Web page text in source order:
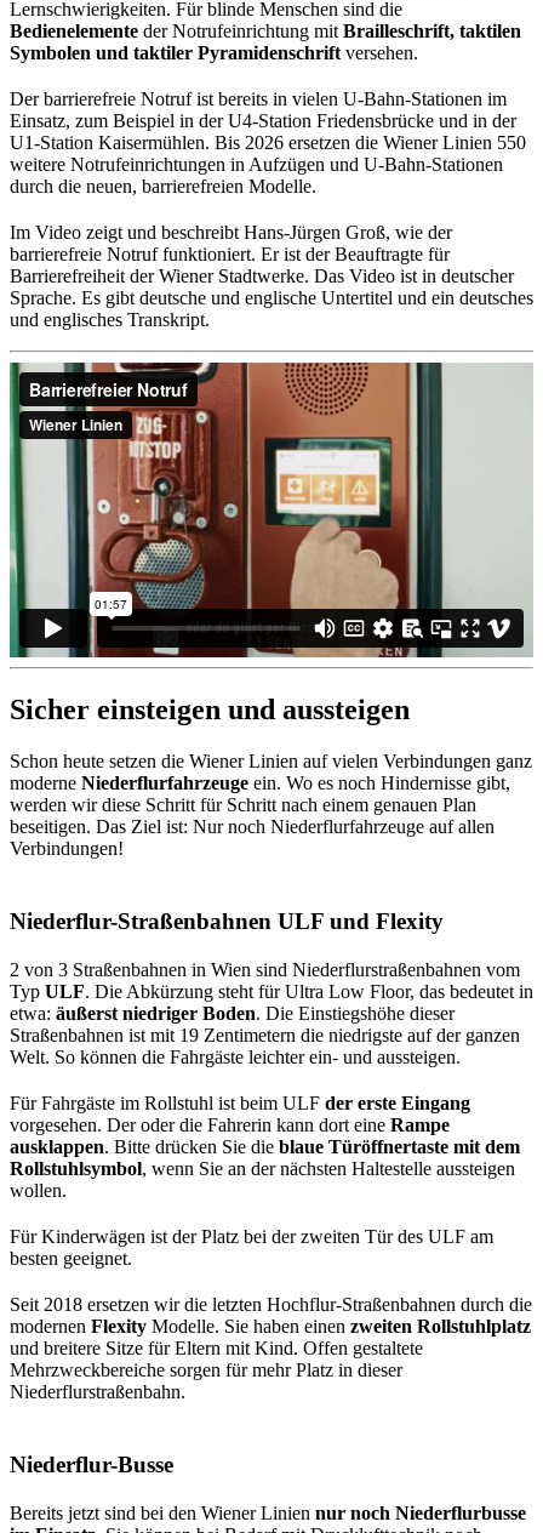
Lernschwierigkeiten. Für blinde Menschen sind die
Bedienelemente der Notrufeinrichtung mit Brailleschrift, taktilen
Symbolen und taktiler Pyramidenschrift versehen.
Der barrierefreie Notruf ist bereits in vielen U-Bahn-Stationen im
Einsatz, zum Beispiel in der U4-Station Friedensbrücke und in der
U1-Station Kaisermühlen. Bis 2026 ersetzen die Wiener Linien 550
weitere Notrufeinrichtungen in Aufzügen und U-Bahn-Stationen
durch die neuen, barrierefreien Modelle.
Im Video zeigt und beschreibt Hans-Jürgen Groß, wie der
barrierefreie Notruf funktioniert. Er ist der Beauftragte für
Barrierefreiheit der Wiener Stadtwerke. Das Video ist in deutscher
Sprache. Es gibt deutsche und englische Untertitel und ein deutsches
und englisches Transkript.
Sicher einsteigen und aussteigen
Schon heute setzen die Wiener Linien auf vielen Verbindungen ganz
moderne Niederflurfahrzeuge ein. Wo es noch Hindernisse gibt,
werden wir diese Schritt für Schritt nach einem genauen Plan
beseitigen. Das Ziel ist: Nur noch Niederflurfahrzeuge auf allen
Verbindungen!
Niederflur-Straßenbahnen ULF und Flexity
2 von 3 Straßenbahnen in Wien sind Niederflurstraßenbahnen vom
Typ ULF. Die Abkürzung steht für Ultra Low Floor, das bedeutet in
etwa: äußerst niedriger Boden. Die Einstiegshöhe dieser
Straßenbahnen ist mit 19 Zentimetern die niedrigste auf der ganzen
Welt. So können die Fahrgäste leichter ein- und aussteigen.
Für Fahrgäste im Rollstuhl ist beim ULF der erste Eingang
vorgesehen. Der oder die Fahrerin kann dort eine Rampe
ausklappen. Bitte drücken Sie die blaue Türöffnertaste mit dem
Rollstuhlsymbol, wenn Sie an der nächsten Haltestelle aussteigen
wollen.
Für Kinderwägen ist der Platz bei der zweiten Tür des ULF am
besten geeignet.
Seit 2018 ersetzen wir die letzten Hochflur-Straßenbahnen durch die
modernen Flexity Modelle. Sie haben einen zweiten Rollstuhlplatz
und breitere Sitze für Eltern mit Kind. Offen gestaltete
Mehrzweckbereiche sorgen für mehr Platz in dieser
Niederflurstraßenbahn.
Niederflur-Busse
Bereits jetzt sind bei den Wiener Linien nur noch Niederflurbusse